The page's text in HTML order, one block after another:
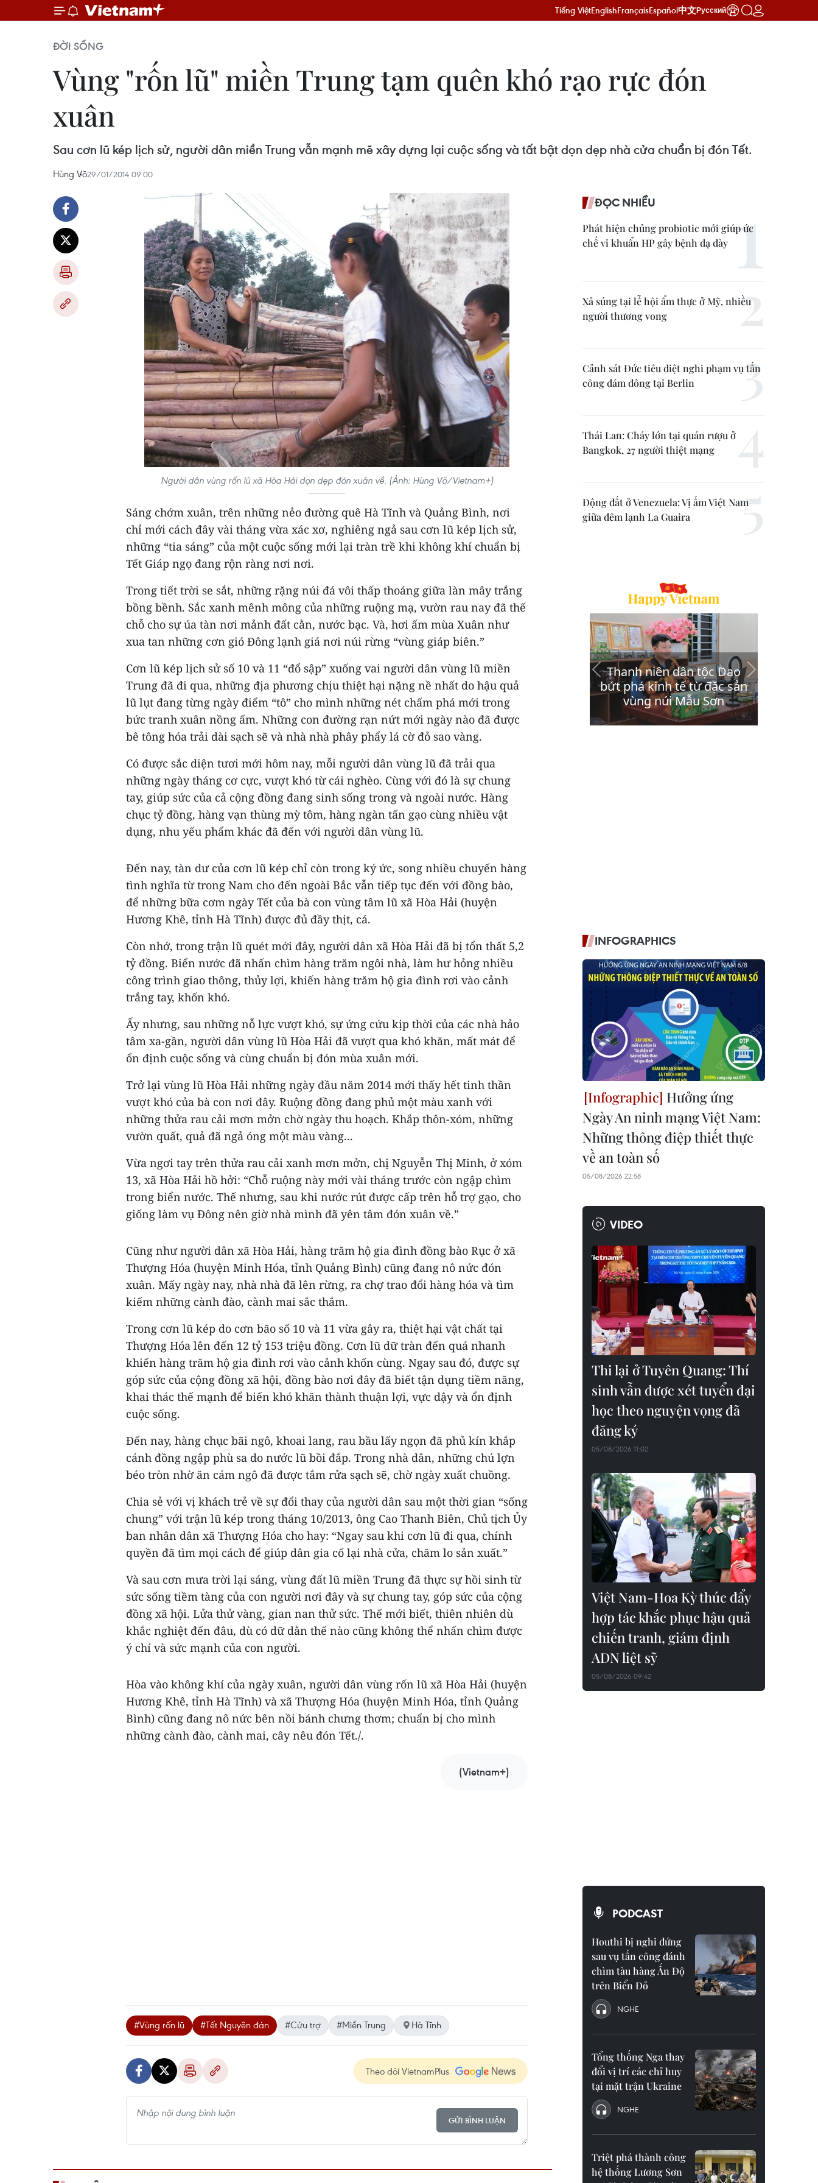
Tiếng ViệtEnglishFrançaisEspañol中文Русский
ĐỜI SỐNG
Vùng "rốn lũ" miền Trung tạm quên khó rạo rực đón
xuân
Sau cơn lũ kép lịch sử, người dân miền Trung vẫn mạnh mẽ xây dựng lại cuộc sống và tất bật dọn dẹp nhà cửa chuẩn bị đón Tết.
Hùng Võ29/01/2014 09:00
Người dân vùng rốn lũ xã Hòa Hải dọn dẹp đón xuân về. (Ảnh: Hùng Võ/Vietnam+)
Sáng chớm xuân, trên những nẻo đường quê Hà Tĩnh và Quảng Bình, nơi
chỉ mới cách đây vài tháng vừa xác xơ, nghiêng ngả sau cơn lũ kép lịch sử,
những “tia sáng” của một cuộc sống mới lại tràn trề khi không khí chuẩn bị
Tết Giáp ngọ đang rộn ràng nơi nơi.
Trong tiết trời se sắt, những rặng núi đá vôi thấp thoáng giữa làn mây trắng
bồng bềnh. Sắc xanh mênh mông của những ruộng mạ, vườn rau nay đã thế
chỗ cho sự úa tàn nơi mảnh đất cằn, nước bạc. Và, hơi ấm mùa Xuân như
xua tan những cơn gió Đông lạnh giá nơi núi rừng “vùng giáp biên.”
Cơn lũ kép lịch sử số 10 và 11 “đổ sập” xuống vai người dân vùng lũ miền
Trung đã đi qua, những địa phương chịu thiệt hại nặng nề nhất do hậu quả
lũ lụt đang từng ngày điểm “tô” cho mình những nét chấm phá mới trong
bức tranh xuân nồng ấm. Những con đường rạn nứt mới ngày nào đã được
bê tông hóa trải dài sạch sẽ và nhà nhà phây phẩy lá cờ đỏ sao vàng.
Có được sắc diện tươi mới hôm nay, mỗi người dân vùng lũ đã trải qua
những ngày tháng cơ cực, vượt khó từ cái nghèo. Cùng với đó là sự chung
tay, giúp sức của cả cộng đồng đang sinh sống trong và ngoài nước. Hàng
chục tỷ đồng, hàng vạn thùng mỳ tôm, hàng ngàn tấn gạo cùng nhiều vật
dụng, nhu yếu phẩm khác đã đến với người dân vùng lũ.
Đến nay, tàn dư của cơn lũ kép chỉ còn trong ký ức, song nhiều chuyến hàng
tình nghĩa từ trong Nam cho đến ngoài Bắc vẫn tiếp tục đến với đồng bào,
để những bữa cơm ngày Tết của bà con vùng tâm lũ xã Hòa Hải (huyện
Hương Khê, tỉnh Hà Tĩnh) được đủ đầy thịt, cá.
Còn nhớ, trong trận lũ quét mới đây, người dân xã Hòa Hải đã bị tổn thất 5,2
tỷ đồng. Biển nước đã nhấn chìm hàng trăm ngôi nhà, làm hư hỏng nhiều
công trình giao thông, thủy lợi, khiến hàng trăm hộ gia đình rơi vào cảnh
trắng tay, khốn khó.
Ấy nhưng, sau những nỗ lực vượt khó, sự ứng cứu kịp thời của các nhà hảo
tâm xa-gần, người dân vùng lũ Hòa Hải đã vượt qua khó khăn, mất mát để
ổn định cuộc sống và cùng chuẩn bị đón mùa xuân mới.
Trở lại vùng lũ Hòa Hải những ngày đầu năm 2014 mới thấy hết tinh thần
vượt khó của bà con nơi đây. Ruộng đồng đang phủ một màu xanh với
những thửa rau cải mơn mởn chờ ngày thu hoạch. Khắp thôn-xóm, những
vườn quất, quả đã ngả óng một màu vàng...
Vừa ngơi tay trên thửa rau cải xanh mơn mởn, chị Nguyễn Thị Minh, ở xóm
13, xã Hòa Hải hồ hởi: “Chỗ ruộng này mới vài tháng trước còn ngập chìm
trong biển nước. Thế nhưng, sau khi nước rút được cấp trên hỗ trợ gạo, cho
giống làm vụ Đông nên giờ nhà mình đã yên tâm đón xuân về.”
Cũng như người dân xã Hòa Hải, hàng trăm hộ gia đình đồng bào Rục ở xã
Thượng Hóa (huyện Minh Hóa, tỉnh Quảng Bình) cũng đang nô nức đón
xuân. Mấy ngày nay, nhà nhà đã lên rừng, ra chợ trao đổi hàng hóa và tìm
kiếm những cành đào, cành mai sắc thắm.
Trong cơn lũ kép do cơn bão số 10 và 11 vừa gây ra, thiệt hại vật chất tại
Thượng Hóa lên đến 12 tỷ 153 triệu đồng. Cơn lũ dữ tràn đến quá nhanh
khiến hàng trăm hộ gia đình rơi vào cảnh khốn cùng. Ngay sau đó, được sự
góp sức của cộng đồng xã hội, đồng bào nơi đây đã biết tận dụng tiềm năng,
khai thác thế mạnh để biến khó khăn thành thuận lợi, vực dậy và ổn định
cuộc sống.
Đến nay, hàng chục bãi ngô, khoai lang, rau bầu lấy ngọn đã phủ kín khắp
cánh đồng ngập phù sa do nước lũ bồi đắp. Trong nhà dân, những chú lợn
béo tròn nhờ ăn cám ngô đã được tắm rửa sạch sẽ, chờ ngày xuất chuồng.
Chia sẻ với vị khách trẻ về sự đổi thay của người dân sau một thời gian “sống
chung” với trận lũ kép trong tháng 10/2013, ông Cao Thanh Biên, Chủ tịch Ủy
ban nhân dân xã Thượng Hóa cho hay: “Ngay sau khi cơn lũ đi qua, chính
quyền đã tìm mọi cách để giúp dân gia cố lại nhà cửa, chăm lo sản xuất.”
Và sau cơn mưa trời lại sáng, vùng đất lũ miền Trung đã thực sự hồi sinh từ
sức sống tiềm tàng của con người nơi đây và sự chung tay, góp sức của cộng
đồng xã hội. Lửa thử vàng, gian nan thử sức. Thế mới biết, thiên nhiên dù
khắc nghiệt đến đâu, dù có dữ dằn thế nào cũng không thể nhấn chìm được
ý chí và sức mạnh của con người.
Hòa vào không khí của ngày xuân, người dân vùng rốn lũ xã Hòa Hải (huyện
Hương Khê, tỉnh Hà Tĩnh) và xã Thượng Hóa (huyện Minh Hóa, tỉnh Quảng
Bình) cũng đang nô nức bên nồi bánh chưng thơm; chuẩn bị cho mình
những cành đào, cành mai, cây nêu đón Tết./.
(Vietnam+)
#Vùng rốn lũ #Tết Nguyên đán #Cứu trợ #Miền Trung Hà Tĩnh
Theo dõi VietnamPlus
GỬI BÌNH LUẬN
ĐỌC NHIỀU
Phát hiện chủng probiotic mới giúp ức
chế vi khuẩn HP gây bệnh dạ dày
Xả súng tại lễ hội ẩm thực ở Mỹ, nhiều
người thương vong
Cảnh sát Đức tiêu diệt nghi phạm vụ tấn
công đám đông tại Berlin
Thái Lan: Cháy lớn tại quán rượu ở
Bangkok, 27 người thiệt mạng
Động đất ở Venezuela: Vị ấm Việt Nam
giữa đêm lạnh La Guaira
INFOGRAPHICS
Hưởng ứng
Ngày An ninh mạng Việt Nam:
Những thông điệp thiết thực
về an toàn số
05/08/2026 22:58
VIDEO
Thi lại ở Tuyên Quang: Thí
sinh vẫn được xét tuyển đại
học theo nguyện vọng đã
đăng ký
05/08/2026 11:02
Việt Nam-Hoa Kỳ thúc đẩy
hợp tác khắc phục hậu quả
chiến tranh, giám định
ADN liệt sỹ
05/08/2026 09:42
PODCAST
Houthi bị nghi đứng
sau vụ tấn công đánh
chìm tàu hàng Ấn Độ
trên Biển Đỏ
NGHE
Tổng thống Nga thay
đổi vị trí các chỉ huy
tại mặt trận Ukraine
NGHE
Triệt phá thành công
hệ thống Lương Sơn